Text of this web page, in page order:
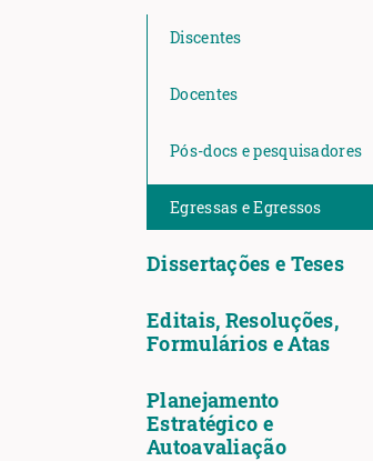
Discentes
Docentes
Pós-docs e pesquisadores
Egressas e Egressos
Dissertações e Teses
Editais, Resoluções,
Formulários e Atas
Planejamento
Estratégico e
Autoavaliação